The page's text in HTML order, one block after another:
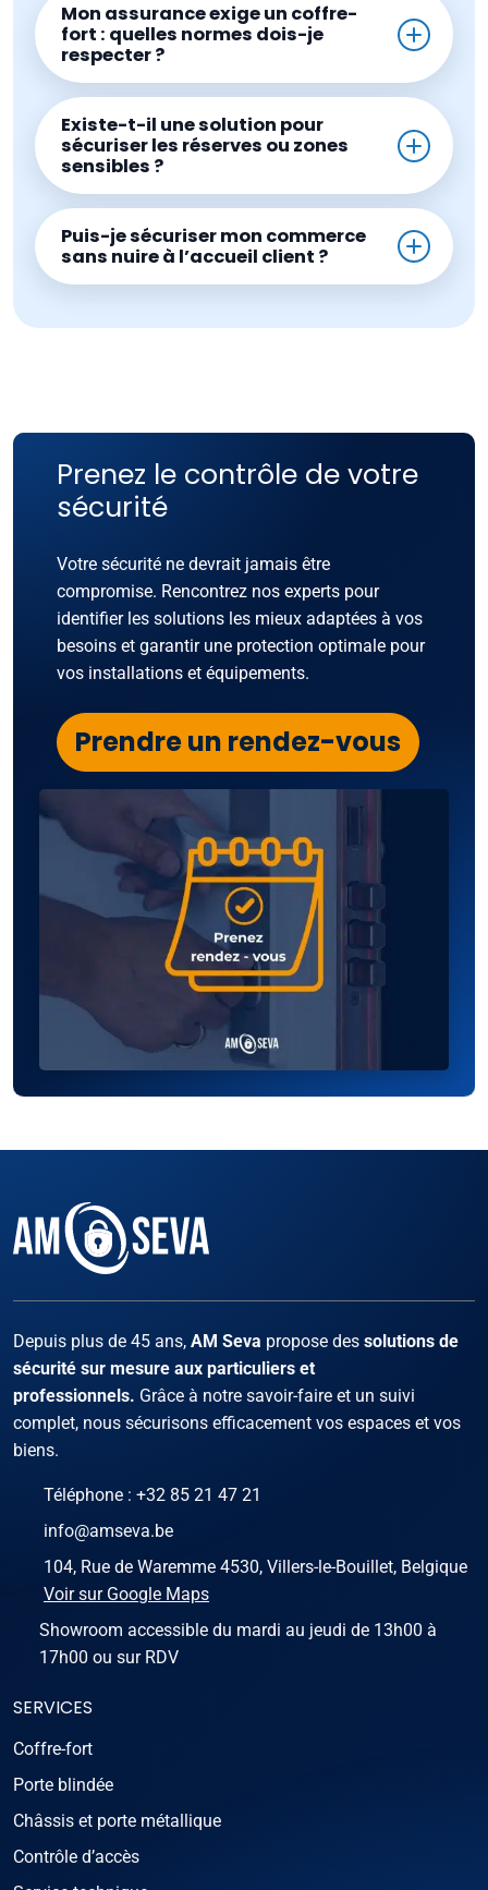
Mon assurance exige un coffre-
fort : quelles normes dois-je
respecter ?
Existe-t-il une solution pour
sécuriser les réserves ou zones
sensibles ?
Puis-je sécuriser mon commerce
sans nuire à l’accueil client ?
Prenez le contrôle de votre
sécurité
Votre sécurité ne devrait jamais être
compromise. Rencontrez nos experts pour
identifier les solutions les mieux adaptées à vos
besoins et garantir une protection optimale pour
vos installations et équipements.
Prendre un rendez-vous
Depuis plus de 45 ans, AM Seva propose des solutions de
sécurité sur mesure aux particuliers et
professionnels. Grâce à notre savoir-faire et un suivi
complet, nous sécurisons efficacement vos espaces et vos
biens.
Téléphone : +32 85 21 47 21
info@amseva.be
104, Rue de Waremme 4530, Villers-le-Bouillet, Belgique
Voir sur Google Maps
Showroom accessible du mardi au jeudi de 13h00 à
17h00 ou sur RDV
SERVICES
Coffre-fort
Porte blindée
Châssis et porte métallique
Contrôle d’accès